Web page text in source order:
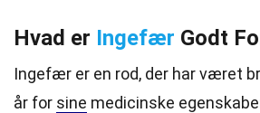
Hvad er Ingefær Godt
Ingefær er en rod, der har været
år for sine medicinske